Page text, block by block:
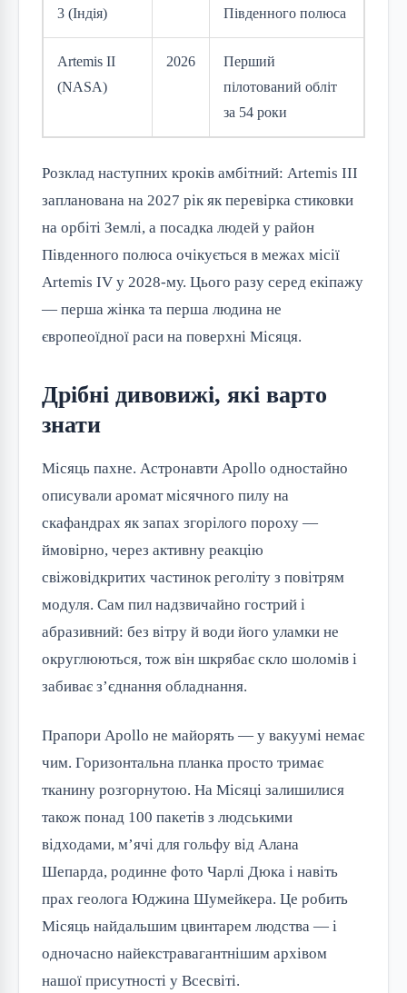
3 (Індія)
Південного полюса
Artemis II
(NASA)
2026
Перший
пілотований обліт
за 54 роки
Розклад наступних кроків амбітний: Artemis III
запланована на 2027 рік як перевірка стиковки
на орбіті Землі, а посадка людей у район
Південного полюса очікується в межах місії
Artemis IV у 2028-му. Цього разу серед екіпажу
— перша жінка та перша людина не
європеоїдної раси на поверхні Місяця.
Дрібні дивовижі, які варто
знати
Місяць пахне. Астронавти Apollo одностайно
описували аромат місячного пилу на
скафандрах як запах згорілого пороху —
ймовірно, через активну реакцію
свіжовідкритих частинок реголіту з повітрям
модуля. Сам пил надзвичайно гострий і
абразивний: без вітру й води його уламки не
округлюються, тож він шкрябає скло шоломів і
забиває з’єднання обладнання.
Прапори Apollo не майорять — у вакуумі немає
чим. Горизонтальна планка просто тримає
тканину розгорнутою. На Місяці залишилися
також понад 100 пакетів з людськими
відходами, м’ячі для гольфу від Алана
Шепарда, родинне фото Чарлі Дюка і навіть
прах геолога Юджина Шумейкера. Це робить
Місяць найдальшим цвинтарем людства — і
одночасно найекстравагантнішим архівом
нашої присутності у Всесвіті.